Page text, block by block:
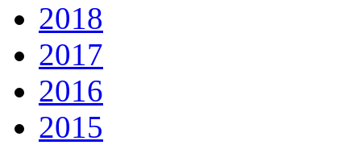
2018
2017
2016
2015